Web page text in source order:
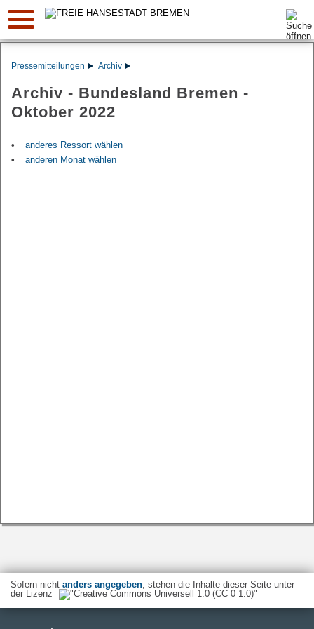
Suche:
Pressemitteilungen Archiv
Archiv - Bundesland Bremen -
Oktober 2022
anderes Ressort wählen
anderen Monat wählen
Sofern nicht anders angegeben, stehen die Inhalte dieser Seite unter
der Lizenz